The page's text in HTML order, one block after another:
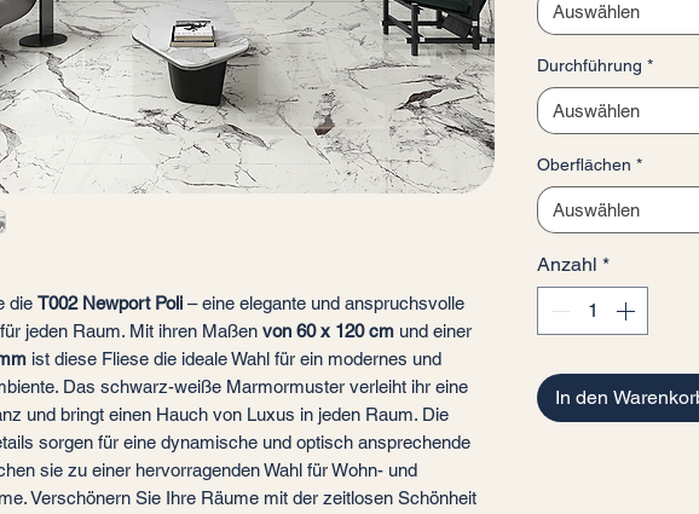
die T002 Newport Poli – eine elegante und anspruchsvolle
jeden Raum. Mit ihren Maßen von 60 x 120 cm und einer
ist diese Fliese die ideale Wahl für ein modernes und
Das schwarz-weiße Marmormuster verleiht ihr eine
und bringt einen Hauch von Luxus in jeden Raum. Die
sorgen für eine dynamische und optisch ansprechende
sie zu einer hervorragenden Wahl für Wohn- und
Verschönern Sie Ihre Räume mit der zeitlosen Schönheit
Auswählen
Durchführung *
Auswählen
Oberflächen *
Auswählen
Anzahl *
In den